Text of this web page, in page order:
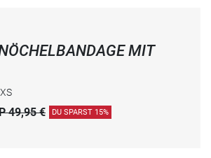
MIT
49,95 € DU SPARST 15%